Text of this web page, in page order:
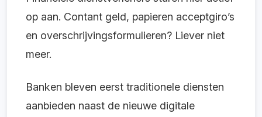
op aan. Contant geld, papieren acceptgiro’s
en overschrijvingsformulieren? Liever niet
meer.
Banken bleven eerst traditionele diensten
aanbieden naast de nieuwe digitale